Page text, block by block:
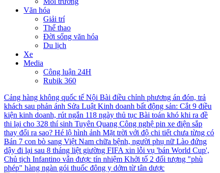
Văn hóa
Giải trí
Thể thao
Đời sống văn hóa
Du lịch
Xe
Media
Công luận 24H
Rubik 360
Cảng hàng không quốc tế Nội Bài điều chỉnh phương án đón, trả
khách sau phản ánh Sửa Luật Kinh doanh bất động sản: Cắt 9 điều
kiện kinh doanh, rút ngắn 118 ngày thủ tục Bài toán khó khi ra đề
thi lại cho 328 thí sinh Tuyên Quang Công nghệ pin xe điện sắp
thay đổi ra sao? Hé lộ hình ảnh Mặt trời với độ chi tiết chưa từng có
Bán 7 con bò sang Việt Nam chữa bệnh, người phụ nữ Lào đứng
dậy đi lại sau 8 tháng liệt giường FIFA xin lỗi vụ 'bán World Cup',
Chủ tịch Infantino vẫn được tín nhiệm Khởi tố 2 đối tượng "phù
phép" hàng ngàn gói thuốc đông y dởm từ tân dược